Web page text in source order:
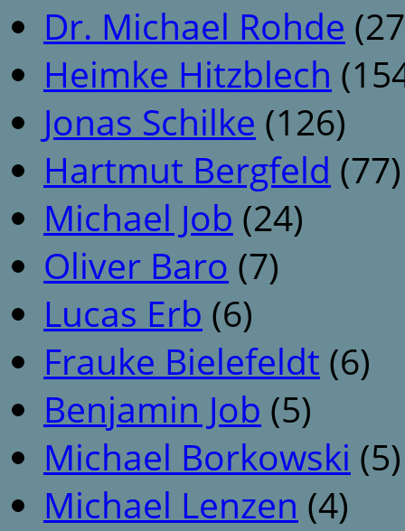
Dr. Michael Rohde
Heimke Hitzblech
Jonas Schilke (126)
Hartmut Bergfeld (77)
Michael Job (24)
Oliver Baro (7)
Lucas Erb (6)
Frauke Bielefeldt (6)
Benjamin Job (5)
Michael Borkowski (5)
Michael Lenzen (4)